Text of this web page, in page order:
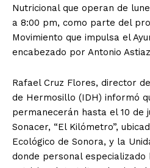
Nutricional que operan de
a 8:00 pm, como parte del
Movimiento que impulsa el
encabezado por Antonio
Rafael Cruz Flores, director
de Hermosillo (IDH) informó
permanecerán hasta el 10 de
Sonacer, “El Kilómetro”,
Ecológico de Sonora, y la
donde personal